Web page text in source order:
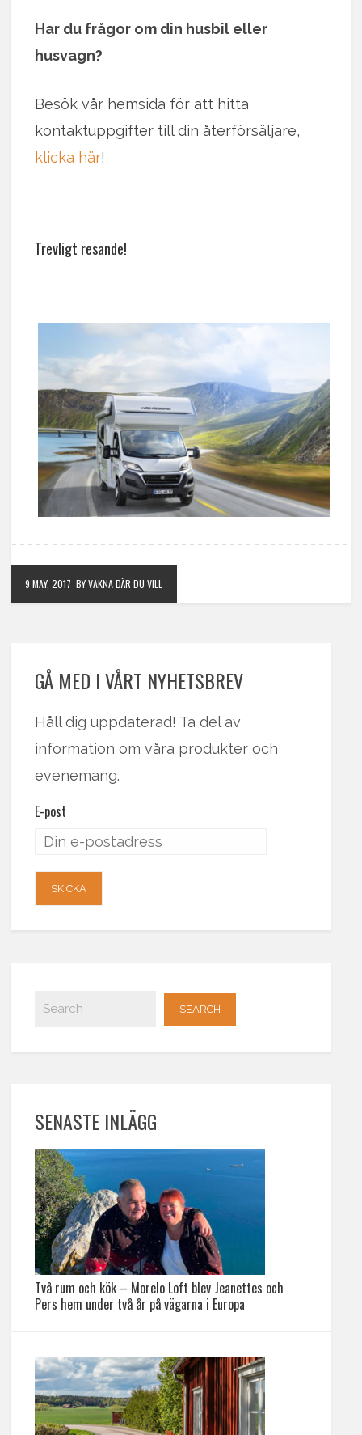
Har du frågor om din husbil eller
husvagn?
Besök vår hemsida för att hitta
kontaktuppgifter till din återförsäljare,
klicka här!
Trevligt resande!
9 MAY, 2017 BY VAKNA DÄR DU VILL
GÅ MED I VÅRT NYHETSBREV
Håll dig uppdaterad! Ta del av
information om våra produkter och
evenemang.
E-post
SENASTE INLÄGG
Två rum och kök – Morelo Loft blev Jeanettes och
Pers hem under två år på vägarna i Europa